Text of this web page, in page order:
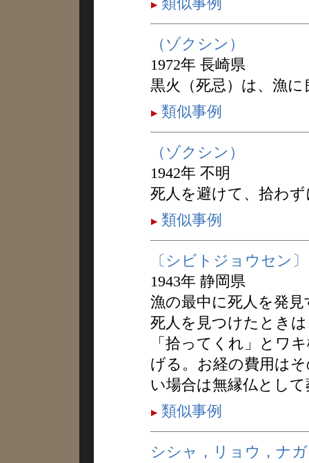
（ゾクシン）
1972年 長崎県
黒火（死忌）は、漁
類似事例
（ゾクシン）
1942年 不明
死人を避けて、拾わ
類似事例
〔シビトジョウセン〕
1943年 静岡県
漁の最中に死人を発
死人を見つけたとき
「拾ってくれ」とワ
げる。お経の費用は
い場合は無縁仏とし
類似事例
シシャ，リョウ，ナ